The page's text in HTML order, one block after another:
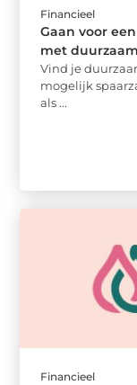
Financieel
Gaan voor
met
Vind je
mogelijk
als ...
Financieel